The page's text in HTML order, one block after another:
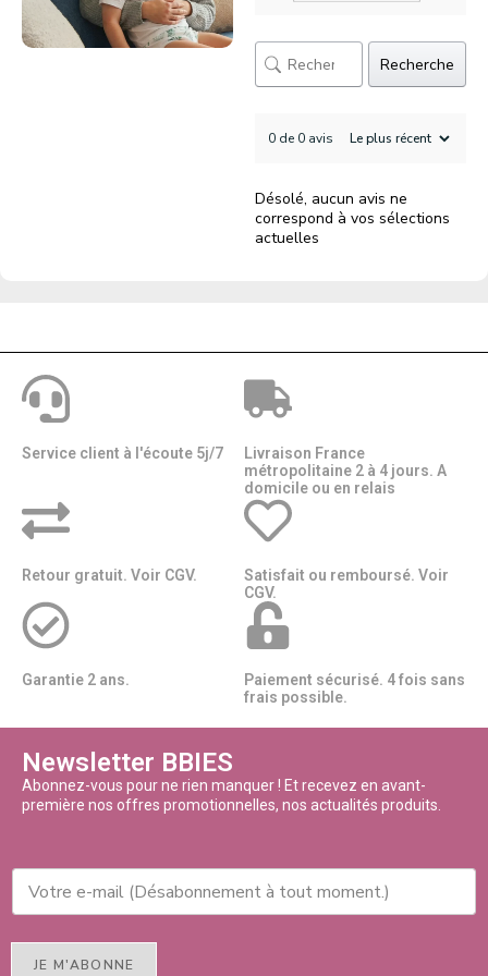
Recherche
0 de 0 avis
Désolé, aucun avis ne
correspond à vos sélections
actuelles
Service client à l'écoute 5j/7
Livraison France
métropolitaine 2 à 4 jours. A
domicile ou en relais​​
Retour gratuit. Voir CGV.
Satisfait ou remboursé. Voir
CGV.
Garantie 2 ans.
Paiement sécurisé. 4 fois sans
frais possible.
Newsletter BBIES
Abonnez-vous pour ne rien manquer ! Et recevez en avant-
première nos offres promotionnelles, nos actualités produits.
JE M'ABONNE